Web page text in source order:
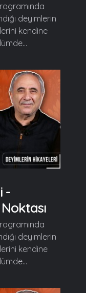
deyimlerin
kendine
-
deyimlerin
kendine